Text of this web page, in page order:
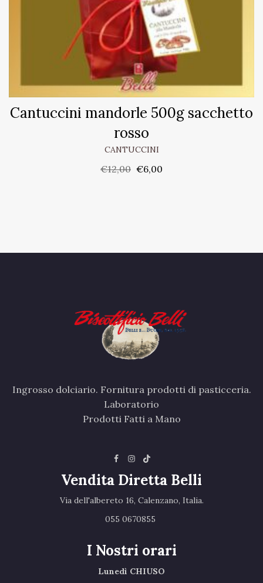
Cantuccini mandorle 500g sacchetto
rosso
CANTUCCINI
€12,00 €6,00
Ingrosso dolciario. Fornitura prodotti di pasticceria.
Laboratorio
Prodotti Fatti a Mano
Vendita Diretta Belli
Via dell'albereto 16, Calenzano, Italia.‎
055 0670855 ‎
I Nostri orari
Lunedì CHIUSO